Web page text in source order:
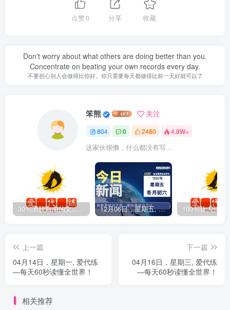
点赞0 分享 收藏
Don’t worry about what others are doing better than you.
Concentrate on beating your own records every day.
不要担心别人会做得比你好。你只需要每天都做得比前一天好就可以了
笨熊 关注
804 0 2480 4.8W+
这家伙很懒，什么都没有写...
30句洒脱自由的文案短句 12月06日，星期五, 爱代练—每天60秒读懂全世界！
上一篇
04月14日，星期一, 爱代练
—每天60秒读懂全世界！
下一篇
04月16日，星期三, 爱代练
—每天60秒读懂全世界！
相关推荐